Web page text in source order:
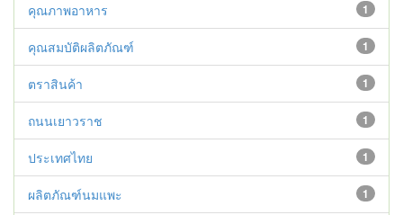
1
คุณภาพอาหาร
1
คุณสมบัติผลิตภัณฑ์
1
ตราสินค้า
1
ถนนเยาวราช
1
ประเทศไทย
1
ผลิตภัณฑ์นมแพะ